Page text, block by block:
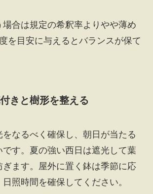
合は規定の希釈率よりやや薄め
を目安に与えるとバランスが保て
きと樹形を整える
をなるべく確保し、朝日が当たる
す。夏の強い西日は遮光して葉
ます。屋外に置く鉢は季節に応
照時間を確保してください。